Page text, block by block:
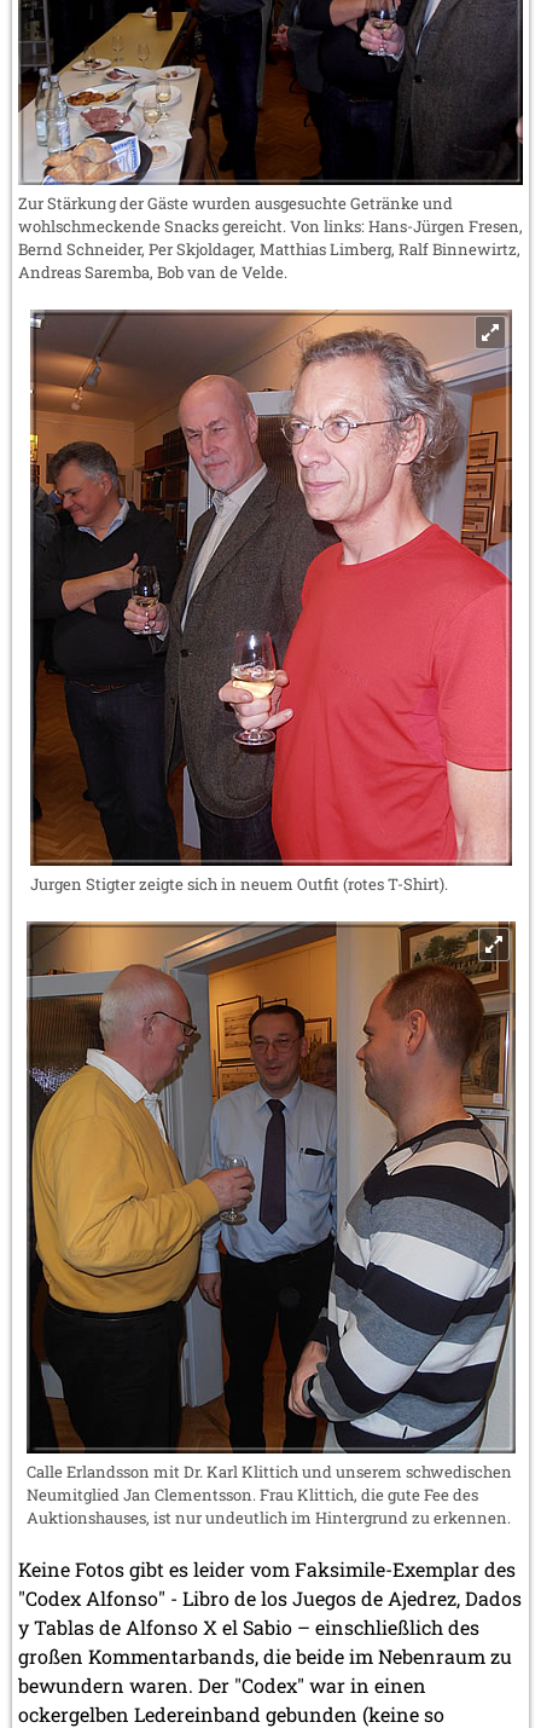
Zur Stärkung der Gäste wurden ausgesuchte Getränke und
wohlschmeckende Snacks gereicht. Von links: Hans-Jürgen Fresen,
Bernd Schneider, Per Skjoldager, Matthias Limberg, Ralf Binnewirtz,
Andreas Saremba, Bob van de Velde.
Jurgen Stigter zeigte sich in neuem Outfit (rotes T-Shirt).
Calle Erlandsson mit Dr. Karl Klittich und unserem schwedischen
Neumitglied Jan Clementsson. Frau Klittich, die gute Fee des
Auktionshauses, ist nur undeutlich im Hintergrund zu erkennen.
Keine Fotos gibt es leider vom Faksimile-Exemplar des
"Codex Alfonso" - Libro de los Juegos de Ajedrez, Dados
y Tablas de Alfonso X el Sabio – einschließlich des
großen Kommentarbands, die beide im Nebenraum zu
bewundern waren. Der "Codex" war in einen
ockergelben Ledereinband gebunden (keine so